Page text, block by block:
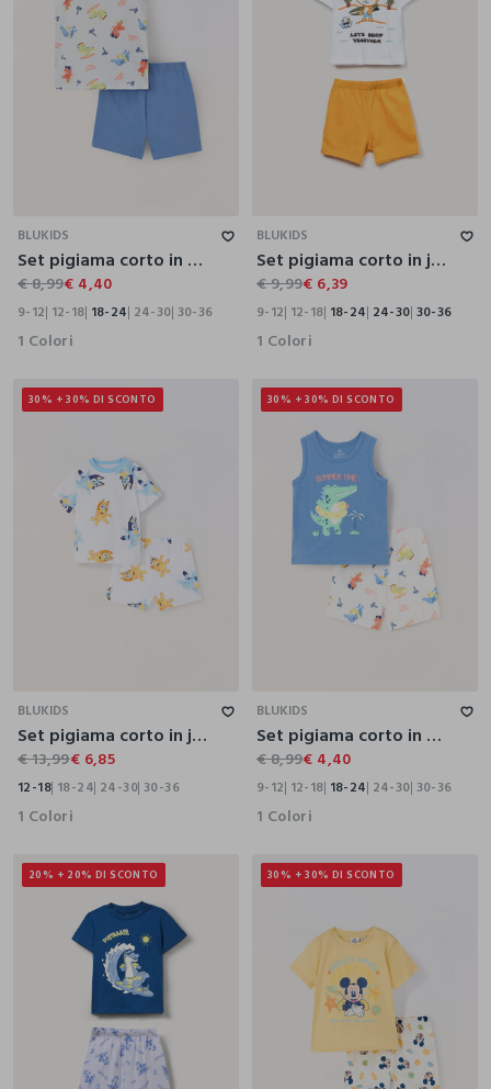
BLUKIDS
Set pigiama corto in puro cotone neonato
€ 8,99€ 4,40
9-12 12-18 18-24 24-30 30-36
1 Colori
BLUKIDS
Set pigiama corto in jersey di puro cotone
€ 9,99€ 6,39
9-12 12-18 18-24 24-30 30-36
1 Colori
30% + 30% DI SCONTO
BLUKIDS
Set pigiama corto in jersey di puro cotone neonata
€ 13,99€ 6,85
12-18 18-24 24-30 30-36
1 Colori
30% + 30% DI SCONTO
BLUKIDS
Set pigiama corto in puro cotone neonato
€ 8,99€ 4,40
9-12 12-18 18-24 24-30 30-36
1 Colori
20% + 20% DI SCONTO 30% + 30% DI SCONTO